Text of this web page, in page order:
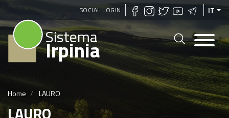
Salta
al
contenuto
principale
SOCIAL LOGIN IT
Sistema
Irpinia
Home LAURO
LAURO